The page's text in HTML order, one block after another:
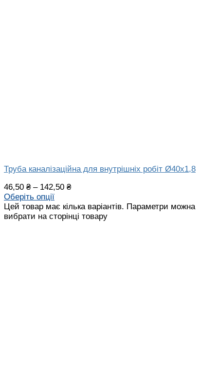
Труба каналізаційна для внутрішніх робіт Ø40х1,8
46,50 ₴– 142,50 ₴
Оберіть опції
Цей товар має кілька варіантів. Параметри можна
вибрати на сторінці товару